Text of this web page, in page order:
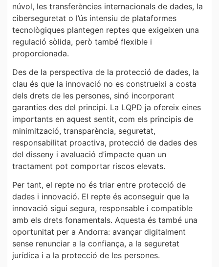
núvol, les transferències internacionals de dades, la
ciberseguretat o l’ús intensiu de plataformes
tecnològiques plantegen reptes que exigeixen una
regulació sòlida, però també flexible i
proporcionada.
Des de la perspectiva de la protecció de dades, la
clau és que la innovació no es construeixi a costa
dels drets de les persones, sinó incorporant
garanties des del principi. La LQPD ja ofereix eines
importants en aquest sentit, com els principis de
minimització, transparència, seguretat,
responsabilitat proactiva, protecció de dades des
del disseny i avaluació d’impacte quan un
tractament pot comportar riscos elevats.
Per tant, el repte no és triar entre protecció de
dades i innovació. El repte és aconseguir que la
innovació sigui segura, responsable i compatible
amb els drets fonamentals. Aquesta és també una
oportunitat per a Andorra: avançar digitalment
sense renunciar a la confiança, a la seguretat
jurídica i a la protecció de les persones.